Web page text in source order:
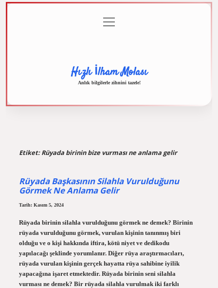
menüyü
aç
Hızlı İlham Molası
Anlık bilgilerle zihnini tazele!
Etiket:Rüyada birinin bize vurması ne anlama gelir
Rüyada Başkasının Silahla Vurulduğunu
Görmek Ne Anlama Gelir
Tarih: Kasım 5, 2024
Rüyada birinin silahla vurulduğunu görmek ne demek? Birinin
rüyada vurulduğunu görmek, vurulan kişinin tanınmış biri
olduğu ve o kişi hakkında iftira, kötü niyet ve dedikodu
yapılacağı şeklinde yorumlanır. Diğer rüya araştırmacıları,
rüyada vurulan kişinin gerçek hayatta rüya sahibine iyilik
yapacağına işaret etmektedir. Rüyada birinin seni silahla
vurması ne demek? Bir rüyada silahla vurulmak iki farklı